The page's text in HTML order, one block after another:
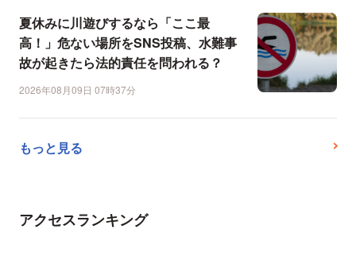
夏休みに川遊びするなら「ここ最
高！」危ない場所をSNS投稿、水難事
故が起きたら法的責任を問われる？
2026年08月09日 07時37分
もっと見る
アクセスランキング